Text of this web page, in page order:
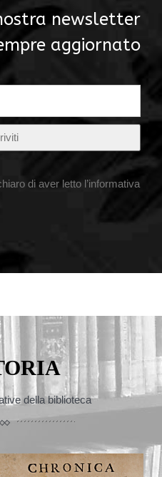
newsletter
aggiornato
di aver letto l’informativa
della biblioteca